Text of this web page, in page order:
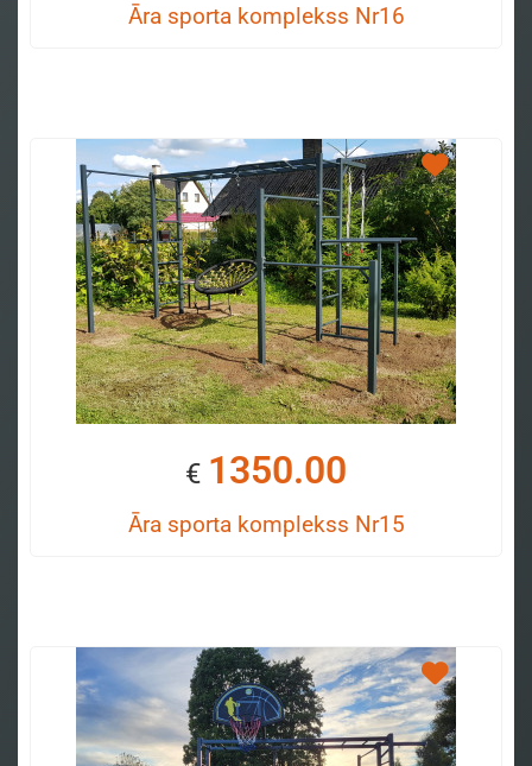
Āra sporta komplekss Nr16
€ 1350.00
Āra sporta komplekss Nr15